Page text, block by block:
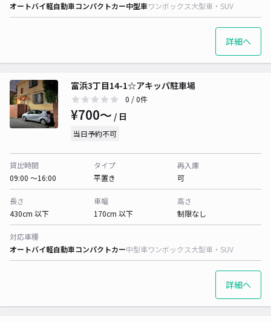
オートバイ軽自動車コンパクトカー中型車ワンボックス大型車・SUV
詳細へ
富浜3丁目14-1☆アキッパ駐車場
0 / 0件
¥700〜 / 日
当日予約不可
貸出時間
09:00 〜16:00
タイプ
平置き
再入庫
可
長さ
430cm 以下
車幅
170cm 以下
高さ
制限なし
対応車種
オートバイ軽自動車コンパクトカー中型車ワンボックス大型車・SUV
詳細へ